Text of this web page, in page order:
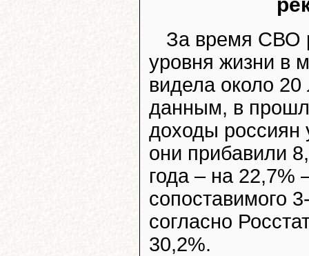
За время СВО
уровня жизни в
видела около 20
данным, в
доходы россиян
они прибавили
года – на 22,7%
сопоставимого
согласно
30,2%.